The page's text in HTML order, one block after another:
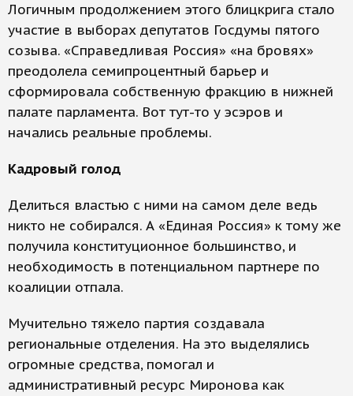
Логичным продолжением этого блицкрига стало
участие в выборах депутатов Госдумы пятого
созыва. «Справедливая Россия» «на бровях»
преодолела семипроцентный барьер и
сформировала собственную фракцию в нижней
палате парламента. Вот тут-то у эсэров и
начались реальные проблемы.
Кадровый голод
Делиться властью с ними на самом деле ведь
никто не собирался. А «Единая Россия» к тому же
получила конституционное большинство, и
необходимость в потенциальном партнере по
коалиции отпала.
Мучительно тяжело партия создавала
региональные отделения. На это выделялись
огромные средства, помогал и
административный ресурс Миронова как